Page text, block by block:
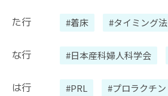
た行 #着床 #タイミング法
な行 #日本産科婦人科学会
は行 #PRL #プロラクチン